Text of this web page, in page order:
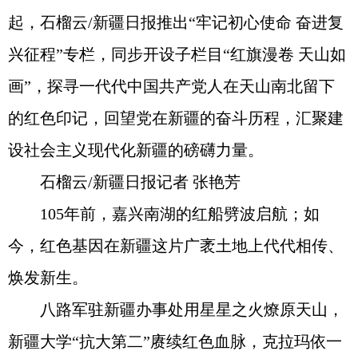
起，石榴云/新疆日报推出“牢记初心使命 奋进复
兴征程”专栏，同步开设子栏目“红旗漫卷 天山如
画”，探寻一代代中国共产党人在天山南北留下
的红色印记，回望党在新疆的奋斗历程，汇聚建
设社会主义现代化新疆的磅礴力量。
石榴云/新疆日报记者 张艳芳
105年前，嘉兴南湖的红船劈波启航；如
今，红色基因在新疆这片广袤土地上代代相传、
焕发新生。
八路军驻新疆办事处用星星之火燎原天山，
新疆大学“抗大第二”赓续红色血脉，克拉玛依一